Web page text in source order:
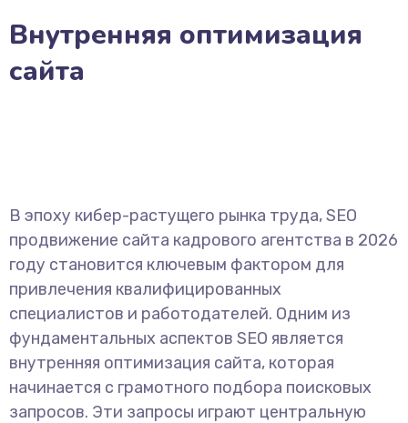
Внутренняя оптимизация
сайта
В эпоху кибер-растущего рынка труда, SEO
продвижение сайта кадрового агентства в 2026
году становится ключевым фактором для
привлечения квалифицированных
специалистов и работодателей. Одним из
фундаментальных аспектов SEO является
внутренняя оптимизация сайта, которая
начинается с грамотного подбора поисковых
запросов. Эти запросы играют центральную